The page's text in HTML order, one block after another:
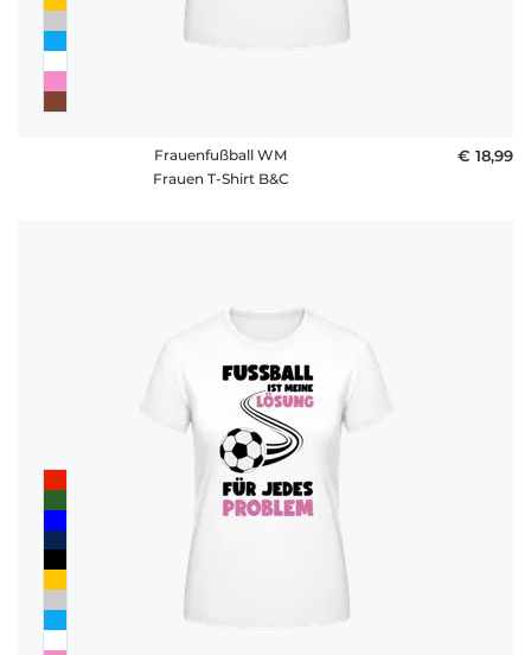
Frauenfußball WM
Frauen T-Shirt B&C
€ 18,99